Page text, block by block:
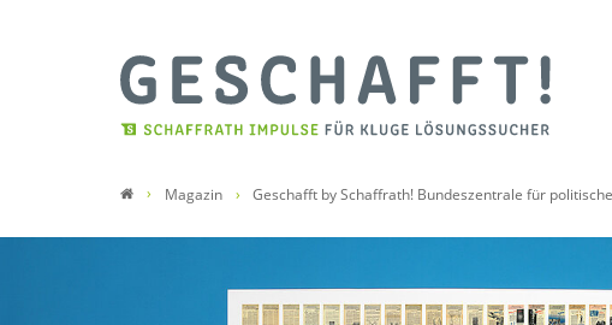
Magazin Geschafft by Schaffrath! Bundeszentrale für